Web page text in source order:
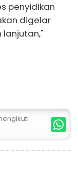
penyidikan
digelar